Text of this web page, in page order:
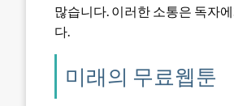
많습니다. 이러한 소통은 독자
다.
미래의 무료웹툰